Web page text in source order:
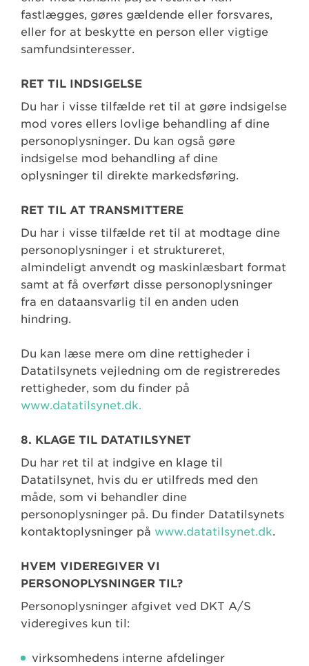
fastlægges, gøres gældende eller forsvares,
eller for at beskytte en person eller vigtige
samfundsinteresser.
RET TIL INDSIGELSE
Du har i visse tilfælde ret til at gøre indsigelse
mod vores ellers lovlige behandling af dine
personoplysninger. Du kan også gøre
indsigelse mod behandling af dine
oplysninger til direkte markedsføring.
RET TIL AT TRANSMITTERE
Du har i visse tilfælde ret til at modtage dine
personoplysninger i et struktureret,
almindeligt anvendt og maskinlæsbart format
samt at få overført disse personoplysninger
fra en dataansvarlig til en anden uden
hindring.
Du kan læse mere om dine rettigheder i
Datatilsynets vejledning om de registreredes
rettigheder, som du finder på
www.datatilsynet.dk.
8. KLAGE TIL DATATILSYNET
Du har ret til at indgive en klage til
Datatilsynet, hvis du er utilfreds med den
måde, som vi behandler dine
personoplysninger på. Du finder Datatilsynets
kontaktoplysninger på www.datatilsynet.dk.
HVEM VIDEREGIVER VI
PERSONOPLYSNINGER TIL?
Personoplysninger afgivet ved DKT A/S
videregives kun til:
virksomhedens interne afdelinger